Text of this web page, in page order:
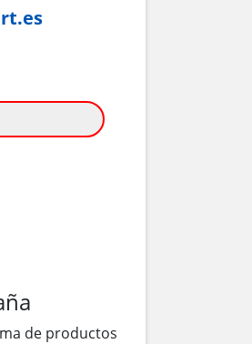
de productos